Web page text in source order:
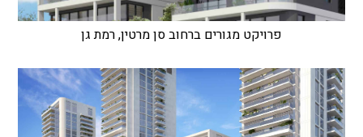
פרויקט מגורים ברחוב סן מרטין, רמת גן